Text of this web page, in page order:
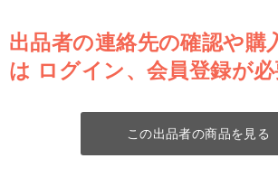
出品者の連絡先の確認や購
は ログイン、会員登録が必
この出品者の商品を見る